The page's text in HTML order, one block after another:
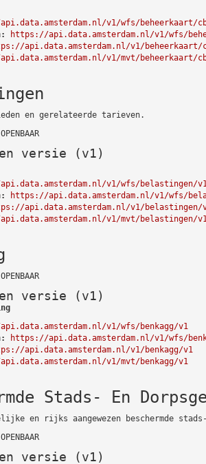
v1/wfs/beheerkaart/
https://api.data.amsterdam.nl/v1/wfs/
api.data.amsterdam.nl/v1/beheerkaart/
v1/mvt/beheerkaart/
en gerelateerde tarieven.
versie (v1)
v1/wfs/belastingen/v1
https://api.data.amsterdam.nl/v1/wfs/
api.data.amsterdam.nl/v1/belastingen/
v1/mvt/belastingen/v1
versie (v1)
v1/wfs/benkagg/v1
https://api.data.amsterdam.nl/v1/wfs/
api.data.amsterdam.nl/v1/benkagg/v1
v1/mvt/benkagg/v1
Stads- En
en rijks aangewezen beschermde
versie (v1)